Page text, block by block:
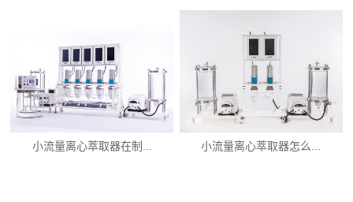
小流量离心萃取器在制... 小流量离心萃取器怎么...